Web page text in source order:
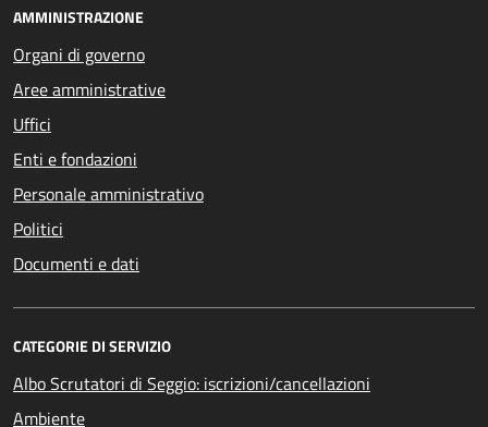
AMMINISTRAZIONE
Organi di governo
Aree amministrative
Uffici
Enti e fondazioni
Personale amministrativo
Politici
Documenti e dati
CATEGORIE DI SERVIZIO
Albo Scrutatori di Seggio: iscrizioni/cancellazioni
Ambiente